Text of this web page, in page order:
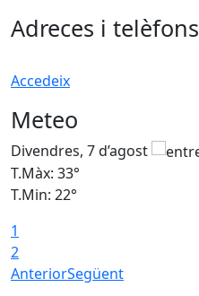
Adreces i telèfons
Accedeix
Meteo
Divendres, 7 d’agost
T.Màx: 33°
T.Min: 22°
1
2
AnteriorSegüent